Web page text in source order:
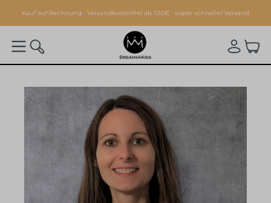
springen
Kauf auf Rechnung · Versandkostenfrei ab 100€ · super schneller Versand